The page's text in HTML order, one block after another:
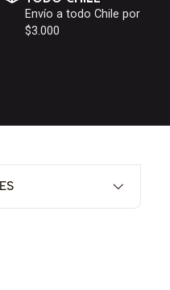
Envío a todo Chile por
$3.000